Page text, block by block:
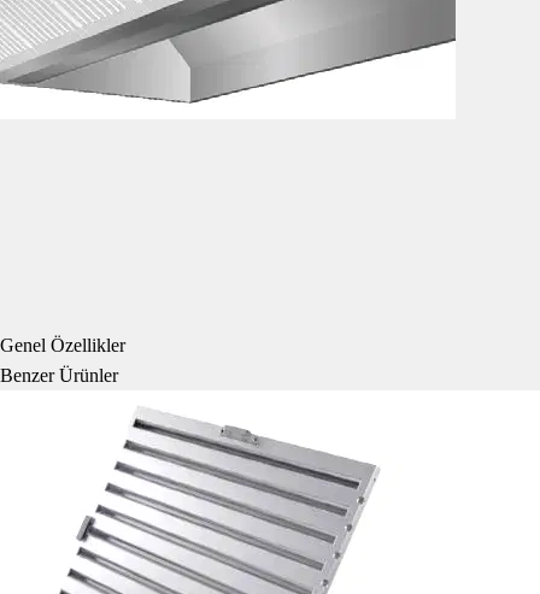
Genel Özellikler
Benzer Ürünler